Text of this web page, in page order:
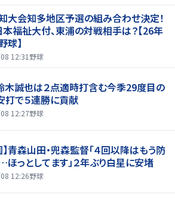
大会知多地区予選の組み合わせ決定！
本福祉大付、東浦の対戦相手は？【26年
球】
12:31 野球
木誠也は２点適時打含む今季29度目の
打で５連勝に貢献
12:27野球
】青森山田・兜森監督「４回以降はもう防
っとしてます」２年ぶり白星に安堵
12:26野球